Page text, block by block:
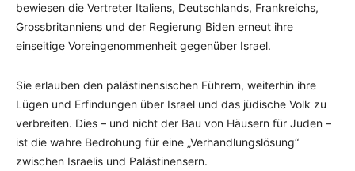
bewiesen die Vertreter Italiens, Deutschlands, Frankreichs,
Grossbritanniens und der Regierung Biden erneut ihre
einseitige Voreingenommenheit gegenüber Israel.
Sie erlauben den palästinensischen Führern, weiterhin ihre
Lügen und Erfindungen über Israel und das jüdische Volk zu
verbreiten. Dies – und nicht der Bau von Häusern für Juden –
ist die wahre Bedrohung für eine „Verhandlungslösung“
zwischen Israelis und Palästinensern.